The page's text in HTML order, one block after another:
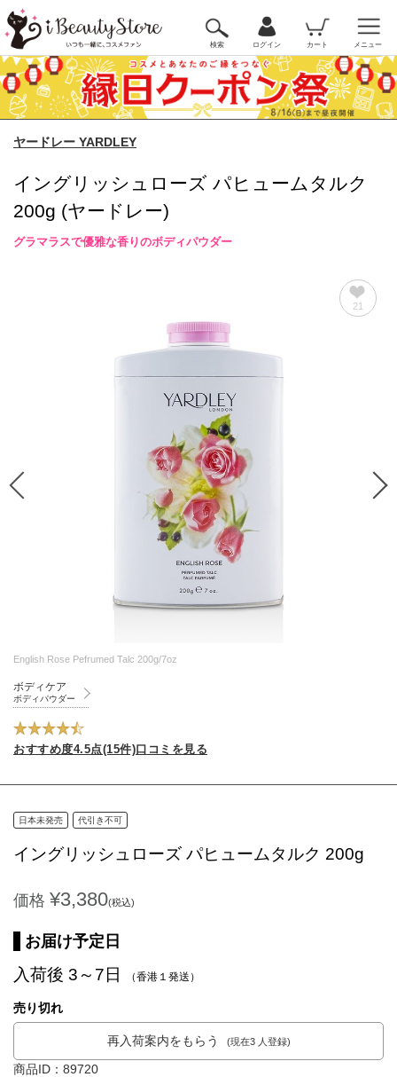
検索 ログイン カート メニュー
ヤードレー YARDLEY
イングリッシュローズ パヒュームタルク
200g (ヤードレー)
グラマラスで優雅な香りのボディパウダー
21
English Rose Pefrumed Talc 200g/7oz
ボディケア
ボディパウダー
おすすめ度4.5点(15件)口コミを見る
日本未発売 代引き不可
イングリッシュローズ パヒュームタルク 200g
価格 ¥3,380(税込)
お届け予定日
入荷後 3～7日 （香港１発送）
売り切れ
再入荷案内をもらう (現在3 人登録)
商品ID：89720